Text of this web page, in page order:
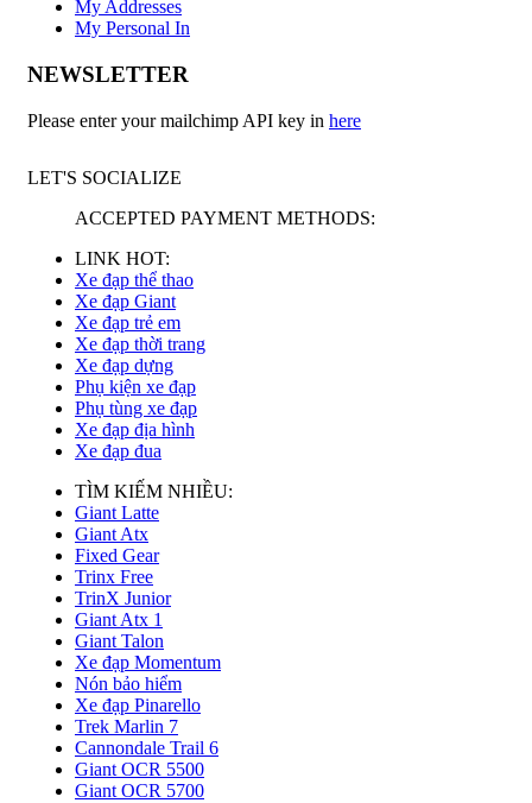
My Addresses
My Personal In
NEWSLETTER
Please enter your mailchimp API key in here
LET'S SOCIALIZE
ACCEPTED PAYMENT METHODS:
LINK HOT:
Xe đạp thể thao
Xe đạp Giant
Xe đạp trẻ em
Xe đạp thời trang
Xe đạp dựng
Phụ kiện xe đạp
Phụ tùng xe đạp
Xe đạp địa hình
Xe đạp đua
TÌM KIẾM NHIỀU:
Giant Latte
Giant Atx
Fixed Gear
Trinx Free
TrinX Junior
Giant Atx 1
Giant Talon
Xe đạp Momentum
Nón bảo hiểm
Xe đạp Pinarello
Trek Marlin 7
Cannondale Trail 6
Giant OCR 5500
Giant OCR 5700